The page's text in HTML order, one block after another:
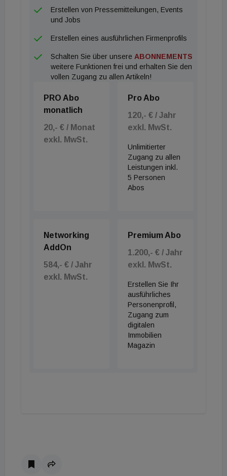
Erstellen von Pressemitteilungen, Events
und Jobs
Erstellen eines ausführlichen Firmenprofils
Schalten Sie über unsere ABONNEMENTS
weitere Funktionen frei und erhalten Sie den
vollen Zugang zu allen Artikeln!
PRO Abo
monatlich
20,- € / Monat
exkl. MwSt.
Pro Abo
120,- € / Jahr
exkl. MwSt.
Unlimitierter
Zugang zu allen
Leistungen inkl.
5 Personen
Abos
Networking
AddOn
584,- € / Jahr
exkl. MwSt.
Premium Abo
1.200,- € / Jahr
exkl. MwSt.
Erstellen Sie Ihr
ausführliches
Personenprofil,
Zugang zum
digitalen
Immobilien
Magazin